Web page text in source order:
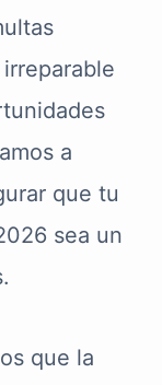
a
que tu
sea un
que la